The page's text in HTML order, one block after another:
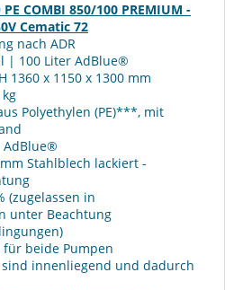
PE COMBI 850/100 PREMIUM -
Cematic 72
nach ADR
| 100 Liter AdBlue®
1360 x 1150 x 1300 mm
Polyethylen (PE)***, mit
AdBlue®
Stahlblech lackiert -
(zugelassen in
unter Beachtung
für beide Pumpen
innenliegend und dadurch